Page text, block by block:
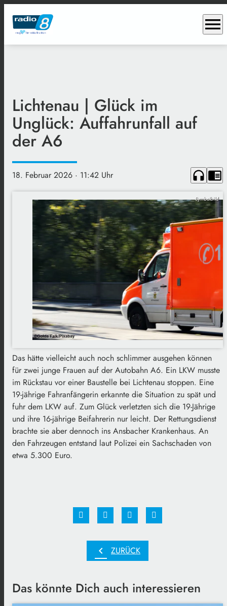
menu
Lichtenau | Glück im
Unglück: Auffahrunfall auf
der A6
18. Februar 2026 · 11:42 Uhr headphones chrome_reader_mode
Symbolbild
Das hätte vielleicht auch noch schlimmer ausgehen können
für zwei junge Frauen auf der Autobahn A6. Ein LKW musste
im Rückstau vor einer Baustelle bei Lichtenau stoppen. Eine
19-jährige Fahranfängerin erkannte die Situation zu spät und
fuhr dem LKW auf. Zum Glück verletzten sich die 19-Jährige
und ihre 16-jährige Beifahrerin nur leicht. Der Rettungsdienst
brachte sie aber dennoch ins Ansbacher Krankenhaus. An
den Fahrzeugen entstand laut Polizei ein Sachschaden von
etwa 5.300 Euro.
chevron_left ZURÜCK
Das könnte Dich auch interessieren